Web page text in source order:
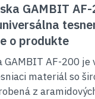
GAMBIT
o produkte
GAMBIT AF-200
materiál so
z